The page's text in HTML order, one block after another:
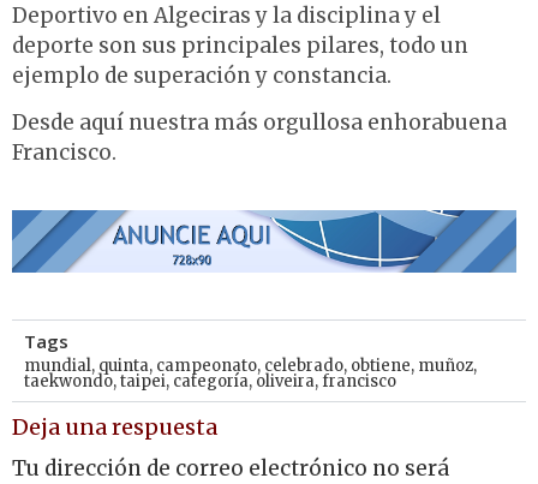
Deportivo en Algeciras y la disciplina y el
deporte son sus principales pilares, todo un
ejemplo de superación y constancia.
Desde aquí nuestra más orgullosa enhorabuena
Francisco.
Tags
mundial, quinta, campeonato, celebrado, obtiene, muñoz,
taekwondo,taipei, categoría, oliveira,francisco
Deja una respuesta
Tu dirección de correo electrónico no será